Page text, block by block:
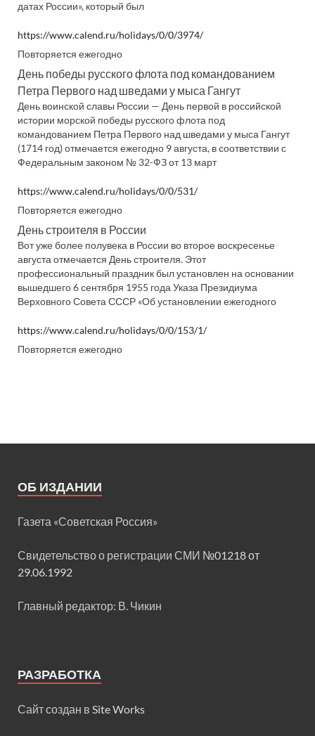
датах России», который был
https://www.calend.ru/holidays/0/0/3974/
Повторяется ежегодно
День победы русского флота под командованием
Петра Первого над шведами у мыса Гангут
День воинской славы России — День первой в российской
истории морской победы русского флота под
командованием Петра Первого над шведами у мыса Гангут
(1714 год) отмечается ежегодно 9 августа, в соответствии с
Федеральным законом № 32-ФЗ от 13 март
https://www.calend.ru/holidays/0/0/531/
Повторяется ежегодно
День строителя в России
Вот уже более полувека в России во второе воскресенье
августа отмечается День строителя. Этот
профессиональный праздник был установлен на основании
вышедшего 6 сентября 1955 года Указа Президиума
Верховного Совета СССР «Об установлении ежегодного
https://www.calend.ru/holidays/0/0/153/1/
Повторяется ежегодно
ОБ ИЗДАНИИ
Газета «Советская Россия»
Свидетельство о регистрации СМИ №01218 от
29.06.1992
Главный редактор: В. Чикин
РАЗРАБОТКА
Сайт создан в Site Works